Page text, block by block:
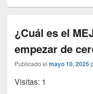
¿Cuál es el
empezar de
Publicado el mayo 10, 2025
Visitas: 1